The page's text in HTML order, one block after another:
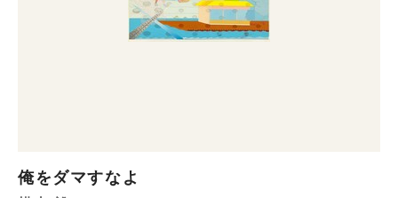
俺をダマすなよ